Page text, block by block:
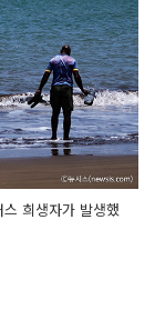
희생자가 발생했